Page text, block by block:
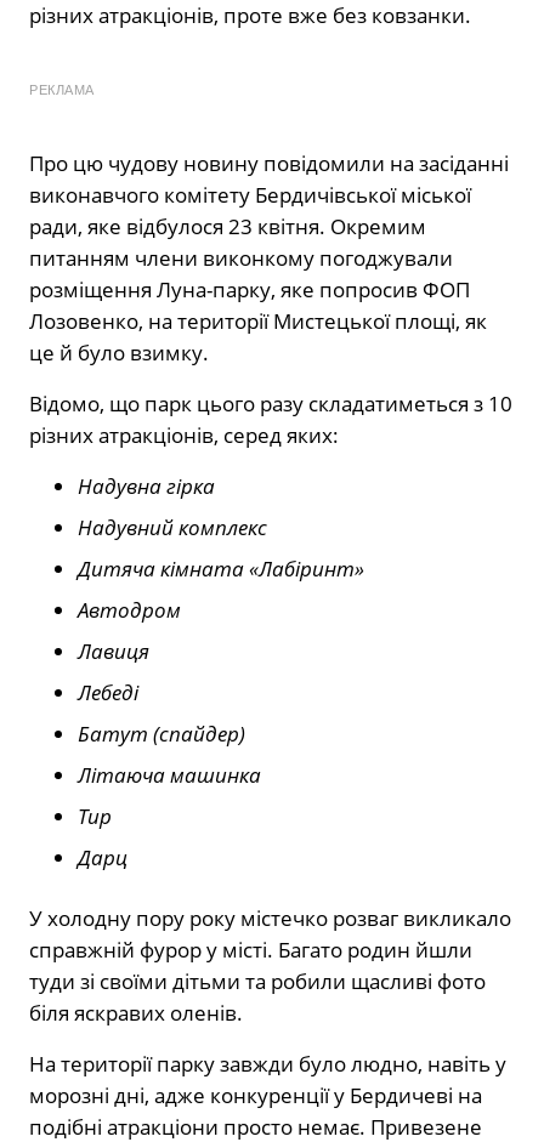
різних атракціонів, проте вже без ковзанки.
РЕКЛАМА
Про цю чудову новину повідомили на засіданні
виконавчого комітету Бердичівської міської
ради, яке відбулося 23 квітня. Окремим
питанням члени виконкому погоджували
розміщення Луна-парку, яке попросив ФОП
Лозовенко, на території Мистецької площі, як
це й було взимку.
Відомо, що парк цього разу складатиметься з 10
різних атракціонів, серед яких:
Надувна гірка
Надувний комплекс
Дитяча кімната «Лабіринт»
Автодром
Лавиця
Лебеді
Батут (спайдер)
Літаюча машинка
Тир
Дарц
У холодну пору року містечко розваг викликало
справжній фурор у місті. Багато родин йшли
туди зі своїми дітьми та робили щасливі фото
біля яскравих оленів.
На території парку завжди було людно, навіть у
морозні дні, адже конкуренції у Бердичеві на
подібні атракціони просто немає. Привезене